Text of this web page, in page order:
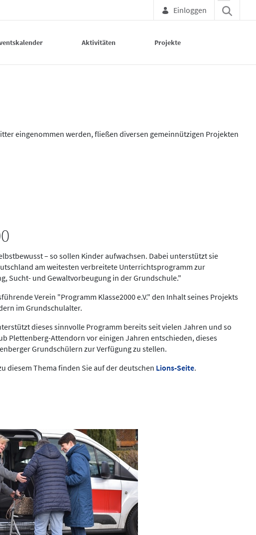
Einloggen
Aktivitäten Projekte
eingenommen werden, fließen diversen gemeinnützigen Projekten
– so sollen Kinder aufwachsen. Dabei unterstützt sie
am weitesten verbreitete Unterrichtsprogramm zur
Sucht- und Gewaltvorbeugung in der Grundschule."
Verein "Programm Klasse2000 e.V." den Inhalt seines Projekts
im Grundschulalter.
dieses sinnvolle Programm bereits seit vielen Jahren und so
Plettenberg-Attendorn vor einigen Jahren entschieden, dieses
Grundschülern zur Verfügung zu stellen.
diesem Thema finden Sie auf der deutschen Lions-Seite.